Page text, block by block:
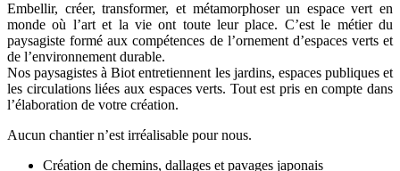
Embellir, créer, transformer, et métamorphoser un espace vert en
monde où l’art et la vie ont toute leur place. C’est le métier du
paysagiste formé aux compétences de l’ornement d’espaces verts et
de l’environnement durable.
Nos paysagistes à Biot entretiennent les jardins, espaces publiques et
les circulations liées aux espaces verts. Tout est pris en compte dans
l’élaboration de votre création.
Aucun chantier n’est irréalisable pour nous.
Création de chemins, dallages et pavages japonais